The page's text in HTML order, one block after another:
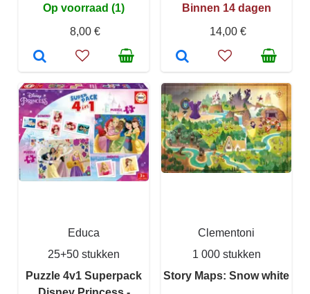
Op voorraad (1)
8,00 €
Binnen 14 dagen
14,00 €
Educa
25+50 stukken
Puzzle 4v1 Superpack
Clementoni
1 000 stukken
Story Maps: Snow white